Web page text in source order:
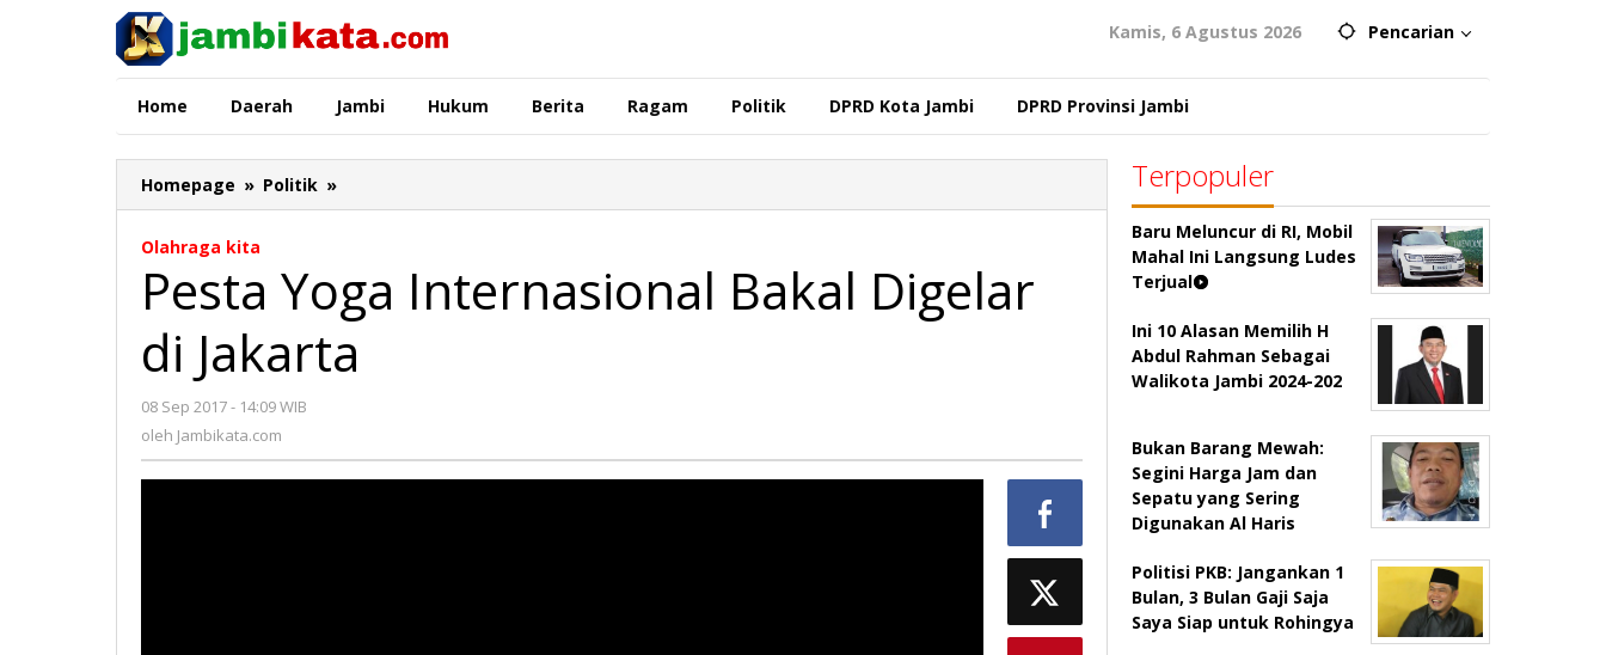
Kamis, 6 Agustus 2026 Pencarian
Home Daerah Jambi Hukum Berita Ragam Politik DPRD Kota Jambi DPRD Provinsi Jambi
Homepage » Politik »
Yoga
Digelar
di
Olahraga kita
Pesta Yoga Internasional Bakal Digelar
di Jakarta
08 Sep 2017 - 14:09 WIB
oleh Jambikata.com
Terpopuler
Baru Meluncur di RI, Mobil
Mahal Ini Langsung Ludes
Terjual
Ini 10 Alasan Memilih H
Abdul Rahman Sebagai
Walikota Jambi 2024-202
Bukan Barang Mewah:
Segini Harga Jam dan
Sepatu yang Sering
Digunakan Al Haris
Politisi PKB: Jangankan 1
Bulan, 3 Bulan Gaji Saja
Saya Siap untuk Rohingya